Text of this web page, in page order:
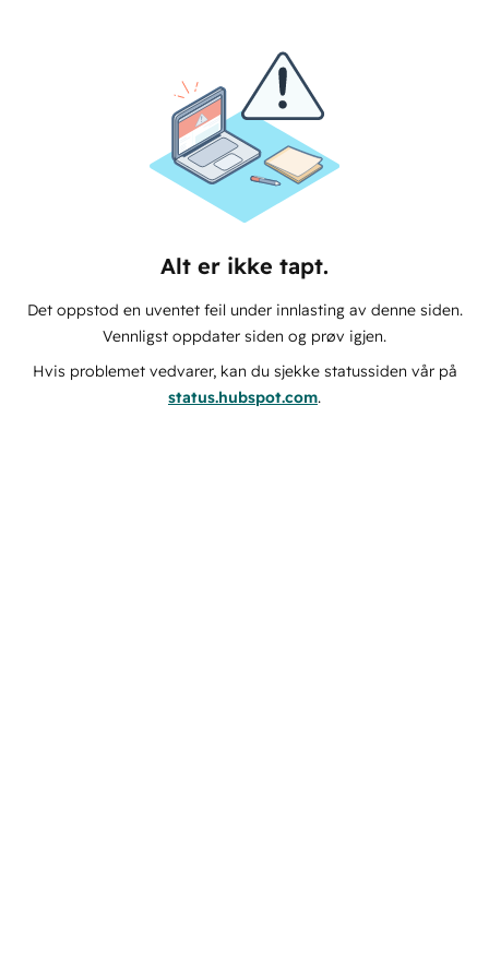
Alt er ikke tapt.
Det oppstod en uventet feil under innlasting av denne siden.
Vennligst oppdater siden og prøv igjen.
Hvis problemet vedvarer, kan du sjekke statussiden vår på
status.hubspot.com.